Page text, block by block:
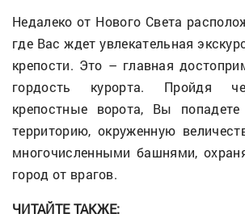
Недалеко от Нового Света
где Вас ждет увлекательная
крепости. Это – главная
гордость курорта. Пройдя
крепостные ворота, Вы
территорию, окруженную
многочисленными башнями,
город от врагов.
ЧИТАЙТЕ ТАКЖЕ: